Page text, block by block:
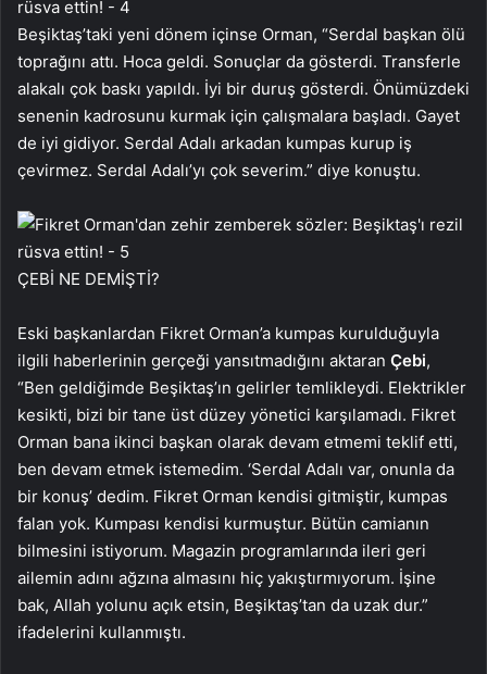
Beşiktaş’taki yeni dönem içinse Orman, “Serdal başkan ölü
toprağını attı. Hoca geldi. Sonuçlar da gösterdi. Transferle
alakalı çok baskı yapıldı. İyi bir duruş gösterdi. Önümüzdeki
senenin kadrosunu kurmak için çalışmalara başladı. Gayet
de iyi gidiyor. Serdal Adalı arkadan kumpas kurup iş
çevirmez. Serdal Adalı’yı çok severim.” diye konuştu.
ÇEBİ NE DEMİŞTİ?
Eski başkanlardan Fikret Orman’a kumpas kurulduğuyla
ilgili haberlerinin gerçeği yansıtmadığını aktaran Çebi,
“Ben geldiğimde Beşiktaş’ın gelirler temlikleydi. Elektrikler
kesikti, bizi bir tane üst düzey yönetici karşılamadı. Fikret
Orman bana ikinci başkan olarak devam etmemi teklif etti,
ben devam etmek istemedim. ‘Serdal Adalı var, onunla da
bir konuş’ dedim. Fikret Orman kendisi gitmiştir, kumpas
falan yok. Kumpası kendisi kurmuştur. Bütün camianın
bilmesini istiyorum. Magazin programlarında ileri geri
ailemin adını ağzına almasını hiç yakıştırmıyorum. İşine
bak, Allah yolunu açık etsin, Beşiktaş’tan da uzak dur.”
ifadelerini kullanmıştı.